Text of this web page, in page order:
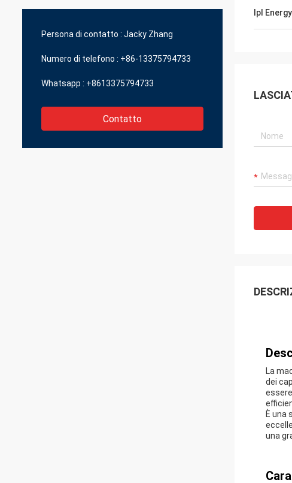
Persona di contatto : Jacky Zhang
Numero di telefono : +86-13375794733
Whatsapp : +8613375794733
Contatto
Ipl
La
dei
È una
una